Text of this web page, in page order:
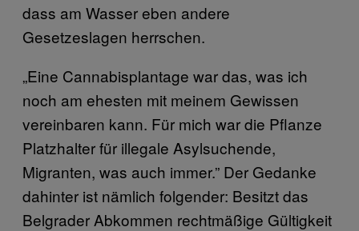
dass am Wasser eben andere
Gesetzeslagen herrschen.
„Eine Cannabisplantage war das, was ich
noch am ehesten mit meinem Gewissen
vereinbaren kann. Für mich war die Pflanze
Platzhalter für illegale Asylsuchende,
Migranten, was auch immer.” Der Gedanke
dahinter ist nämlich folgender: Besitzt das
Belgrader Abkommen rechtmäßige Gültigkeit